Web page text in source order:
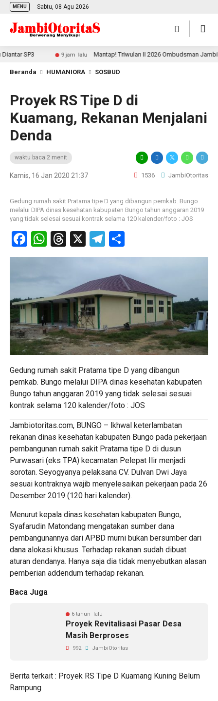
MENU Sabtu, 08 Agu 2026
SP3 9 jam lalu Mantap! Triwulan II 2026 Ombudsman Jambi
Beranda HUMANIORA SOSBUD
Proyek RS Tipe D di
Kuamang, Rekanan Menjalani
Denda
waktu baca 2 menit
Kamis, 16 Jan 2020 21:37 1536 JambiOtoritas
Gedung rumah sakit Pratama tipe D yang dibangun pemkab. Bungo
melalui DIPA dinas kesehatan kabupaten Bungo tahun anggaran 2019
yang tidak selesai sesuai kontrak selama 120 kalender/foto : JOS
Facebook
WhatsApp
Threads
X Telegram
Gedung rumah sakit Pratama tipe D yang dibangun
pemkab. Bungo melalui DIPA dinas kesehatan kabupaten
Bungo tahun anggaran 2019 yang tidak selesai sesuai
kontrak selama 120 kalender/foto : JOS
Jambiotoritas.com, BUNGO – lkhwal keterlambatan
rekanan dinas kesehatan kabupaten Bungo pada pekerjaan
pembangunan rumah sakit Pratama tipe D di dusun
Purwasari (eks TPA) kecamatan Pelepat Ilir menjadi
sorotan. Seyogyanya pelaksana CV. Dulvan Dwi Jaya
sesuai kontraknya wajib menyelesaikan pekerjaan pada 26
Desember 2019 (120 hari kalender).
Menurut kepala dinas kesehatan kabupaten Bungo,
Syafarudin Matondang mengatakan sumber dana
pembangunannya dari APBD murni bukan bersumber dari
dana alokasi khusus. Terhadap rekanan sudah dibuat
aturan dendanya. Hanya saja dia tidak menyebutkan alasan
pemberian addendum terhadap rekanan.
Baca Juga
6 tahun lalu
Proyek Revitalisasi Pasar Desa
Masih Berproses
992 JambiOtoritas
Berita terkait : Proyek RS Tipe D Kuamang Kuning Belum
Rampung